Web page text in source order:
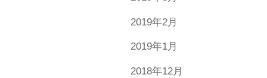
2019年2月
2019年1月
2018年12月